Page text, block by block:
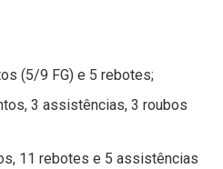
(5/9 FG) e 5 rebotes;
3 assistências, 3 roubos
11 rebotes e 5 assistências